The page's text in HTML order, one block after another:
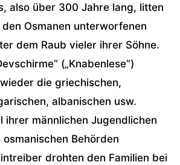
also über 300 Jahre lang, litten
Osmanen unterworfenen
dem Raub vieler ihrer Söhne.
(„Knabenlese“)
die griechischen,
albanischen usw.
ihrer männlichen Jugendlichen
Behörden
drohten den Familien bei